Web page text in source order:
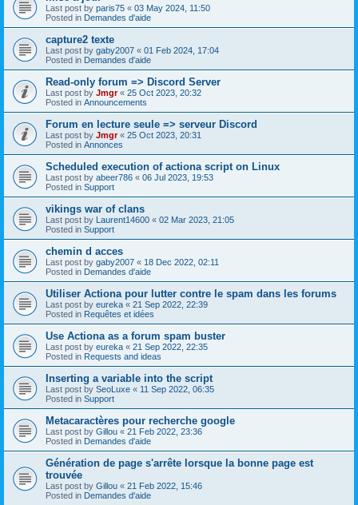
Last post by paris75 « 03 May 2024, 11:50
Posted in Demandes d'aide
capture2 texte
Last post by gaby2007 « 01 Feb 2024, 17:04
Posted in Demandes d'aide
Read-only forum => Discord Server
Last post by Jmgr« 25 Oct 2023, 20:32
Posted in Announcements
Forum en lecture seule => serveur Discord
Last post by Jmgr« 25 Oct 2023, 20:31
Posted in Annonces
Scheduled execution of actiona script on Linux
Last post by abeer786 « 06 Jul 2023, 19:53
Posted in Support
vikings war of clans
Last post by Laurent14600 « 02 Mar 2023, 21:05
Posted in Support
chemin d acces
Last post by gaby2007 « 18 Dec 2022, 02:11
Posted in Demandes d'aide
Utiliser Actiona pour lutter contre le spam dans les forums
Last post by eureka « 21 Sep 2022, 22:39
Posted in Requêtes et idées
Use Actiona as a forum spam buster
Last post by eureka « 21 Sep 2022, 22:35
Posted in Requests and ideas
Inserting a variable into the script
Last post by SeoLuxe « 11 Sep 2022, 06:35
Posted in Support
Metacaractères pour recherche google
Last post by Gillou « 21 Feb 2022, 23:36
Posted in Demandes d'aide
Génération de page s'arrête lorsque la bonne page est
trouvée
Last post by Gillou « 21 Feb 2022, 15:46
Posted in Demandes d'aide